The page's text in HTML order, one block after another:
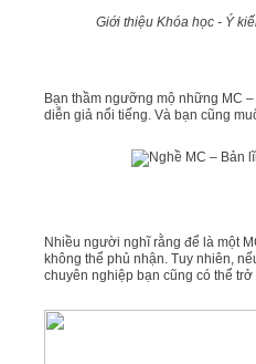
Giới thiệu Khóa học - Ý
Bạn thầm ngưỡng mộ những MC
diễn giả nổi tiếng. Và bạn cũng
Nhiều người nghĩ rằng để là một
không thể phủ nhận. Tuy nhiên,
chuyên nghiệp bạn cũng có thể trở